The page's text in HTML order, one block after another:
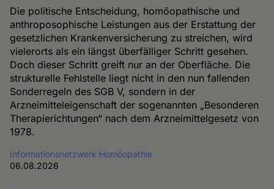
Die politische Entscheidung, homöopathische und
anthroposophische Leistungen aus der Erstattung der
gesetzlichen Krankenversicherung zu streichen, wird
vielerorts als ein längst überfälliger Schritt gesehen.
Doch dieser Schritt greift nur an der Oberfläche. Die
strukturelle Fehlstelle liegt nicht in den nun fallenden
Sonderregeln des SGB V, sondern in der
Arzneimitteleigenschaft der sogenannten „Besonderen
Therapierichtungen“ nach dem Arzneimittelgesetz von
1978.
Informationsnetzwerk Homöopathie
06.08.2026